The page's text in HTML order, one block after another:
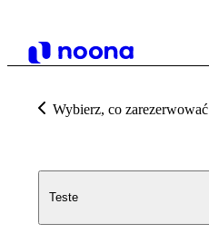
Wybierz, co zarezerwować
Teste